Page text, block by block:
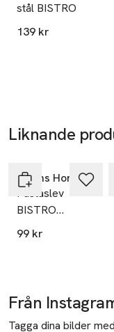
stål BISTRO
139 kr
Liknande
Åhléns Home
Pastaslev
BISTRO
Function
99 kr
Från
Tagga dina bilder